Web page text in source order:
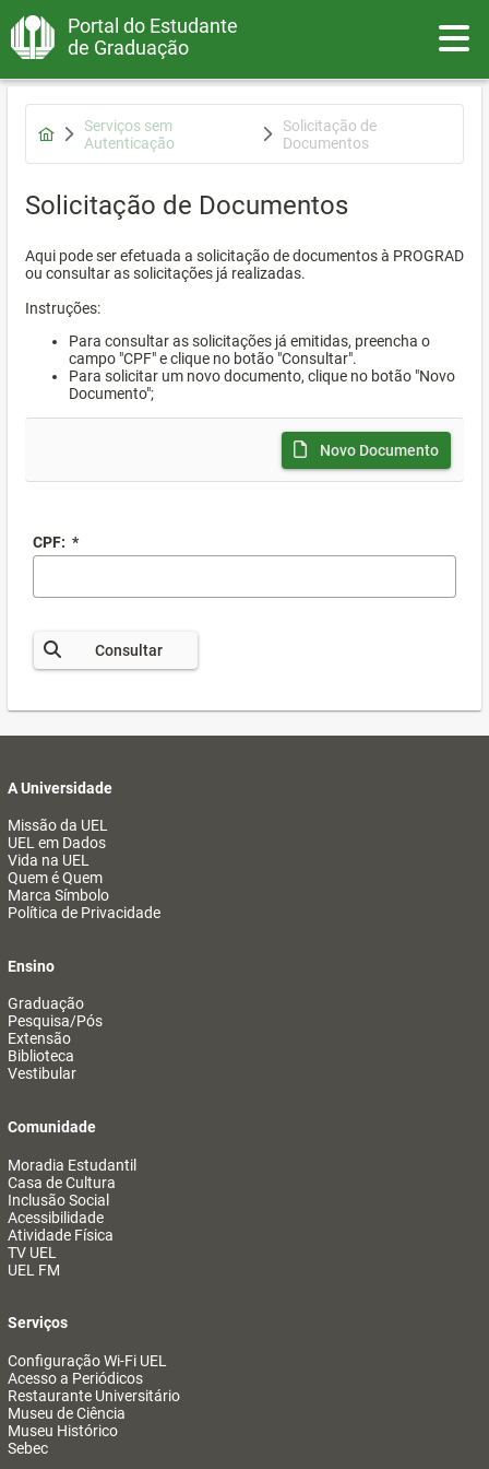
Portal do Estudante
de Graduação
Serviços sem
Autenticação
Solicitação de
Documentos
Solicitação de Documentos
Aqui pode ser efetuada a solicitação de documentos à PROGRAD
ou consultar as solicitações já realizadas.
Instruções:
Para consultar as solicitações já emitidas, preencha o
campo "CPF" e clique no botão "Consultar".
Para solicitar um novo documento, clique no botão "Novo
Documento";
Novo Documento
CPF: *
Consultar
A Universidade
Missão da UEL
UEL em Dados
Vida na UEL
Quem é Quem
Marca Símbolo
Política de Privacidade
Ensino
Graduação
Pesquisa/Pós
Extensão
Biblioteca
Vestibular
Comunidade
Moradia Estudantil
Casa de Cultura
Inclusão Social
Acessibilidade
Atividade Física
TV UEL
UEL FM
Serviços
Configuração Wi-Fi UEL
Acesso a Periódicos
Restaurante Universitário
Museu de Ciência
Museu Histórico
Sebec